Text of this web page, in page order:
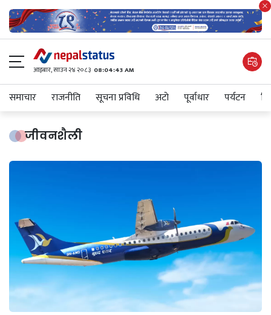
आइबार​, साउन २४ २०८३ 08:04:44 AM
समाचार राजनीति सूचना प्रविधि अटाे पूर्वाधार पर्यटन
जीवनशैली